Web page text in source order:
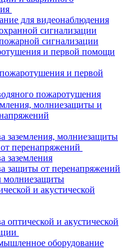
для видеонаблюдения
сигнализации
сигнализации
и первой помощи
и первой
пожаротушения
молниезащиты и
заземления, молниезащиты
перенапряжений
заземления
защиты от перенапряжений
молниезащиты
и акустической
оптической и акустической
оборудование